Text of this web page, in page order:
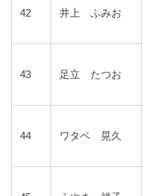
42 井上 ふみお
43 足立 たつお
44 ワタベ 晃久